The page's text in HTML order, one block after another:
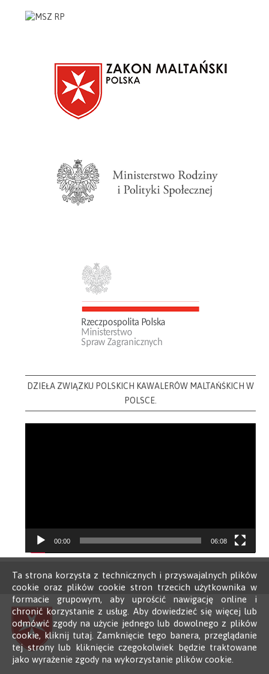
Ta strona korzysta z technicznych i przyswajalnych plików
cookie oraz plików cookie stron trzecich użytkownika w
formacie grupowym, aby uprościć nawigację online i
chronić korzystanie z usług. Aby dowiedzieć się więcej lub
odmówić zgody na użycie jednego lub dowolnego z plików
cookie, kliknij tutaj. Zamknięcie tego banera, przeglądanie
tej strony lub kliknięcie czegokolwiek będzie traktowane
jako wyrażenie zgody na wykorzystanie plików cookie.
DZIEŁA ZWIĄZKU POLSKICH KAWALERÓW MALTAŃŚKICH W
POLSCE.
00:00 06:08